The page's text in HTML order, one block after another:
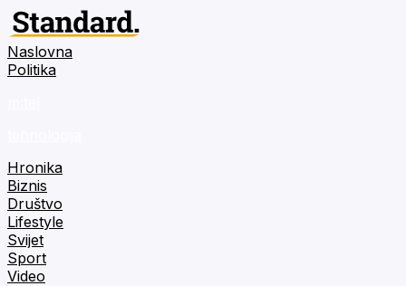
Naslovna
Politika
Hronika
Biznis
Društvo
Lifestyle
Svijet
Sport
Video